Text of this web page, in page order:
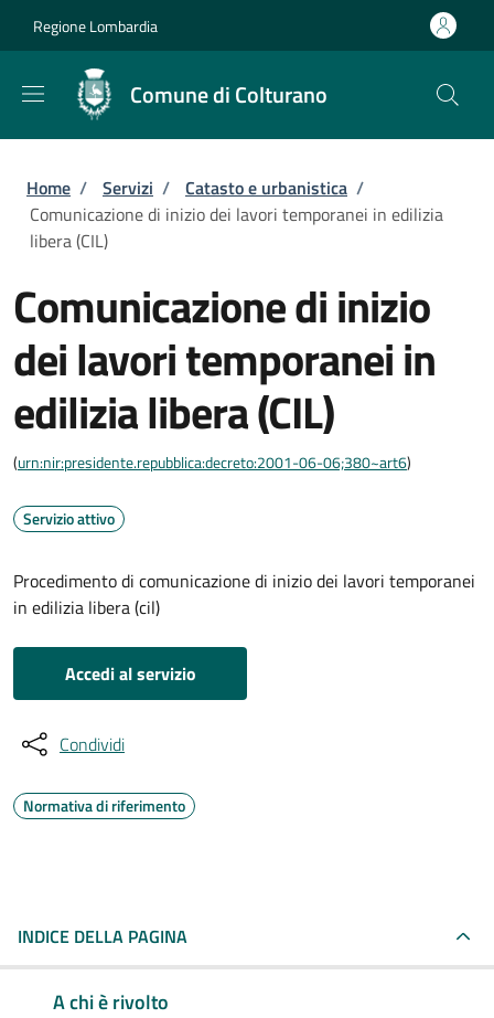
Regione Lombardia
Comune di Colturano
Briciole di pane
Home / Servizi / Catasto e urbanistica /
Comunicazione di inizio dei lavori temporanei in edilizia
libera (CIL)
Comunicazione di inizio
dei lavori temporanei in
edilizia libera (CIL)
(urn:nir:presidente.repubblica:decreto:2001-06-06;380~art6)
Servizio attivo
Procedimento di comunicazione di inizio dei lavori temporanei
in edilizia libera (cil)
Accedi al servizio
Condividi
Normativa di riferimento
INDICE DELLA PAGINA
A chi è rivolto